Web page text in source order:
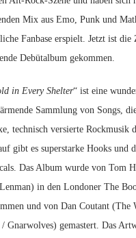
Mix aus Emo, Punk und
Fanbase erspielt. Jetzt ist die
Debütalbum gekommen.
in Every Shelter“ ist eine
Sammlung von Songs,
technisch versierte Rockmusik
gibt es superstarke Hooks und
Das Album wurde von Tom
in den Londoner The
und von Dan Coutant (The
Gnarwolves) gemastert. Das